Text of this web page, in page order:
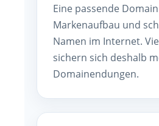
Eine passende
Markenaufbau und
Namen im Internet.
sichern sich deshalb
Domainendungen.